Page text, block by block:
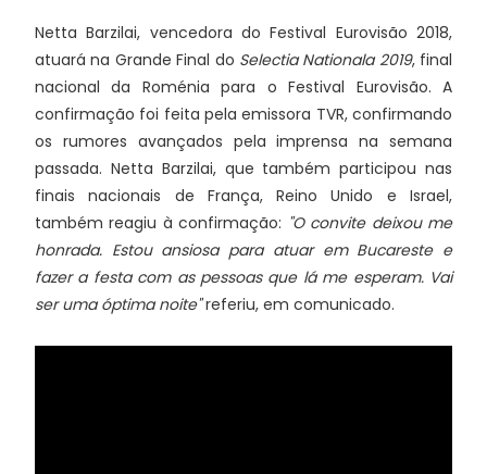
Netta Barzilai, vencedora do Festival Eurovisão 2018,
atuará na Grande Final do Selectia Nationala 2019, final
nacional da Roménia para o Festival Eurovisão. A
confirmação foi feita pela emissora TVR, confirmando
os rumores avançados pela imprensa na semana
passada. Netta Barzilai, que também participou nas
finais nacionais de França, Reino Unido e Israel,
também reagiu à confirmação: "O convite deixou me
honrada. Estou ansiosa para atuar em Bucareste e
fazer a festa com as pessoas que lá me esperam. Vai
ser uma óptima noite"referiu, em comunicado.